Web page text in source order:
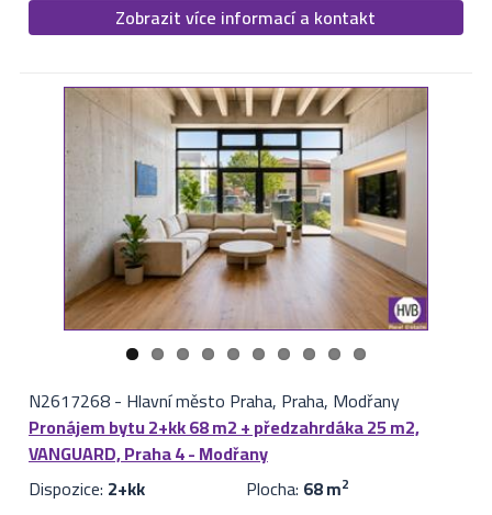
Zobrazit více informací a kontakt
N2617268- Hlavní město Praha, Praha, Modřany
Pronájem bytu 2+kk 68 m2 + předzahrdáka 25 m2,
VANGUARD, Praha 4 - Modřany
Dispozice: 2+kk Plocha: 68 m2